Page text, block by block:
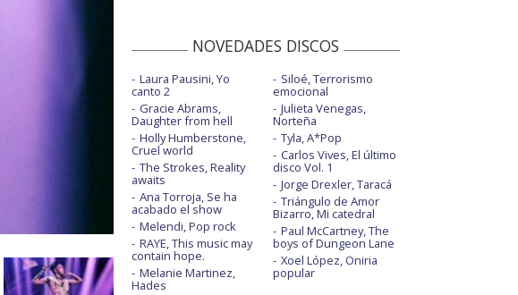
NOVEDADES DISCOS
Laura Pausini, Yo
canto 2
Gracie Abrams,
Daughter from hell
Holly Humberstone,
Cruel world
The Strokes, Reality
awaits
Ana Torroja, Se ha
acabado el show
Melendi, Pop rock
RAYE, This music may
contain hope.
Melanie Martinez,
Hades
Siloé, Terrorismo
emocional
Julieta Venegas,
Norteña
Tyla, A*Pop
Carlos Vives, El último
disco Vol. 1
Jorge Drexler, Taracá
Triángulo de Amor
Bizarro, Mi catedral
Paul McCartney, The
boys of Dungeon Lane
Xoel López, Oniria
popular